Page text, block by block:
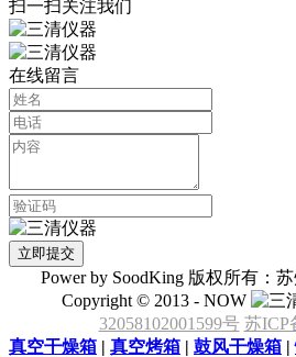
扫一扫关注我们
在线留言
Power by SoodKing 版权所有：
Copyright © 2013 - NOW
32058102001599号 苏ICP
真空干燥箱 | 真空烤箱 | 鼓风干燥箱 |